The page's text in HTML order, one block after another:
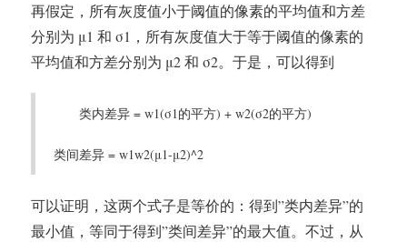
再假定，所有灰度值小于阈值的像素的平均值和方差
分别为 μ1 和 σ1，所有灰度值大于等于阈值的像素的
平均值和方差分别为 μ2 和 σ2。于是，可以得到
类内差异 = w1(σ1的平方) + w2(σ2的平方)
类间差异 = w1w2(μ1-μ2)^2
可以证明，这两个式子是等价的：得到”类内差异”的
最小值，等同于得到”类间差异”的最大值。不过，从